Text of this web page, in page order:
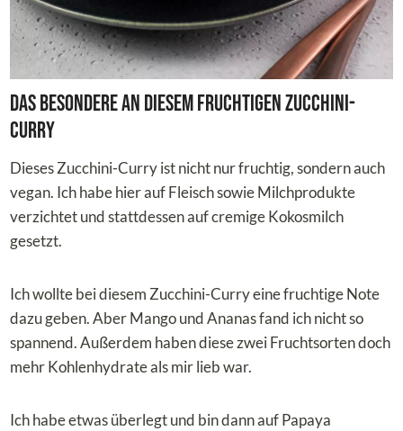
Das Besondere an diesem fruchtigen Zucchini-
Curry
Dieses Zucchini-Curry ist nicht nur fruchtig, sondern auch
vegan. Ich habe hier auf Fleisch sowie Milchprodukte
verzichtet und stattdessen auf cremige Kokosmilch
gesetzt.
Ich wollte bei diesem Zucchini-Curry eine fruchtige Note
dazu geben. Aber Mango und Ananas fand ich nicht so
spannend. Außerdem haben diese zwei Fruchtsorten doch
mehr Kohlenhydrate als mir lieb war.
Ich habe etwas überlegt und bin dann auf Papaya